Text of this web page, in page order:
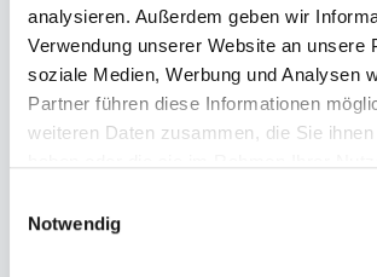
analysieren. Außerdem geben wir
Verwendung unserer Website an unsere
soziale Medien, Werbung und Analysen
Partner führen diese Informationen
weiteren Daten zusammen, die Sie
Notwendig
Delivery country
Please pay attention to the correct
of the goods due to the